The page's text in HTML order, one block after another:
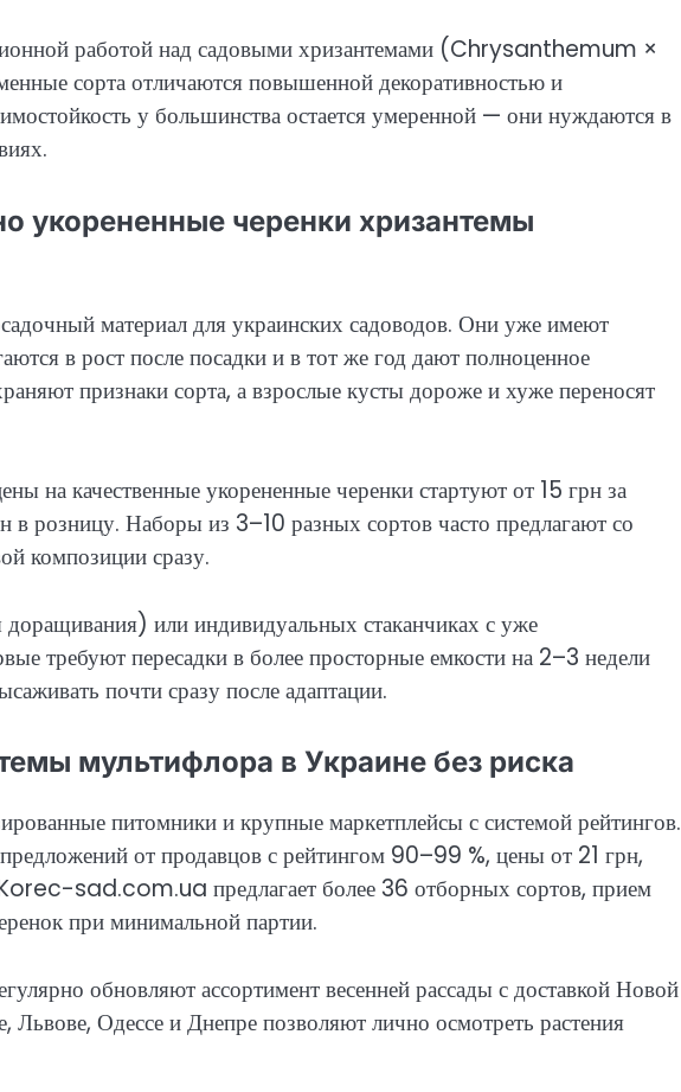
работой над садовыми хризантемами (Chrysanthemum ×
сорта отличаются повышенной декоративностью и
у большинства остается умеренной — они нуждаются в
укорененные черенки хризантемы
материал для украинских садоводов. Они уже имеют
в рост после посадки и в тот же год дают полноценное
признаки сорта, а взрослые кусты дороже и хуже переносят
на качественные укорененные черенки стартуют от 15 грн за
розницу. Наборы из 3–10 разных сортов часто предлагают со
композиции сразу.
или индивидуальных стаканчиках с уже
требуют пересадки в более просторные емкости на 2–3 недели
почти сразу после адаптации.
мультифлора в Украине без риска
питомники и крупные маркетплейсы с системой рейтингов.
от продавцов с рейтингом 90–99 %, цены от 21 грн,
Korec-sad.com.ua предлагает более 36 отборных сортов, прием
при минимальной партии.
обновляют ассортимент весенней рассады с доставкой Новой
Одессе и Днепре позволяют лично осмотреть растения